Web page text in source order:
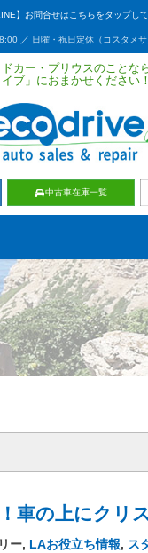
】お問合せはこちらをタップし
／ 日曜・祝日定休（コスタメサ
カー・プリウスのことな
イブ」におまかせください！
中古車在庫一覧
車の上にクリ
ー, LAお役立ち情報, ス